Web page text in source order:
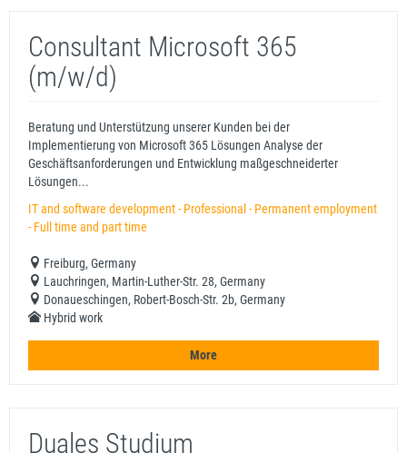
Consultant Microsoft 365
(m/w/d)
Beratung und Unterstützung unserer Kunden bei der
Implementierung von Microsoft 365 Lösungen Analyse der
Geschäftsanforderungen und Entwicklung maßgeschneiderter
Lösungen...
IT and software development - Professional - Permanent employment
- Full time and part time
Freiburg, Germany
Lauchringen, Martin-Luther-Str. 28, Germany
Donaueschingen, Robert-Bosch-Str. 2b, Germany
Hybrid work
More
Duales Studium